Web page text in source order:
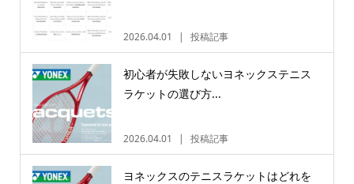
2026.04.01 投稿記事
初心者が失敗しないヨネックステニス
ラケットの選び方...
2026.04.01 投稿記事
ヨネックスのテニスラケットはどれを